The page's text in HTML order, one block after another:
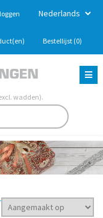
Bestellijst (0)
wadden).